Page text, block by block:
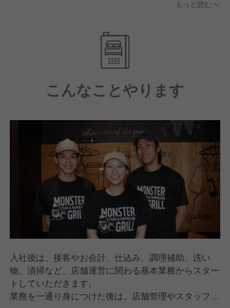
「五感をビビらすヒーロー飯」をコンセプトとしたス
テーキ＆ハンバーグ専門店！2014年に五反田で1号店
をオープンし、現在は複数店舗を展開。勢いのあるス
テーキ＆ハンバーグ専門店として成長を続けていま
お肉好きにはたまらないモンスターステーキはお店の
看板メニュー！ 8オンス／16オンス／32オンスから選
べる圧倒的なボリューム感が魅力。
厚切りカットのステーキは、肉汁ジューシーなレアで
食べるのがオススメ！噛むほどにあふれ出す肉の旨み
が多くのお客様を虜にしています。
★ランチモンスター
ライスも特盛に♪5オンスから16オンスまで選べる
肉・肉・肉！！コンボメニューはロマン♪憧れの一品
を！
もっと読む
こんなことやります
入社後は、接客やお会計、仕込み、調理補助、洗い
物、清掃など、店舗運営に関わる基本業務からスター
トしていただきます。
業務を一通り身につけた後は、店舗管理やスタッフ教